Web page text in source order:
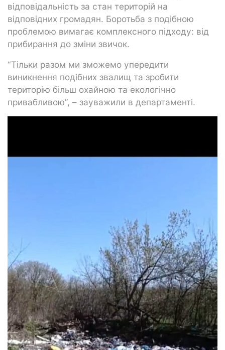
відповідальність за стан територій на
відповідних громадян. Боротьба з подібною
проблемою вимагає комплексного підходу: від
прибирання до зміни звичок.
“Тільки разом ми зможемо упередити
виникнення подібних звалищ та зробити
територію більш охайною та екологічно
привабливою”, – зауважили в департаменті.